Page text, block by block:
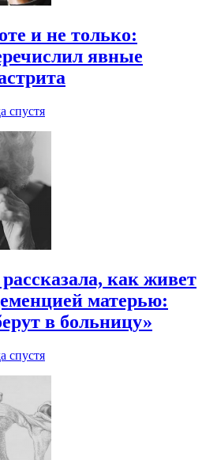
и не только:
явные
спустя
как живет
матерью:
в больницу»
спустя